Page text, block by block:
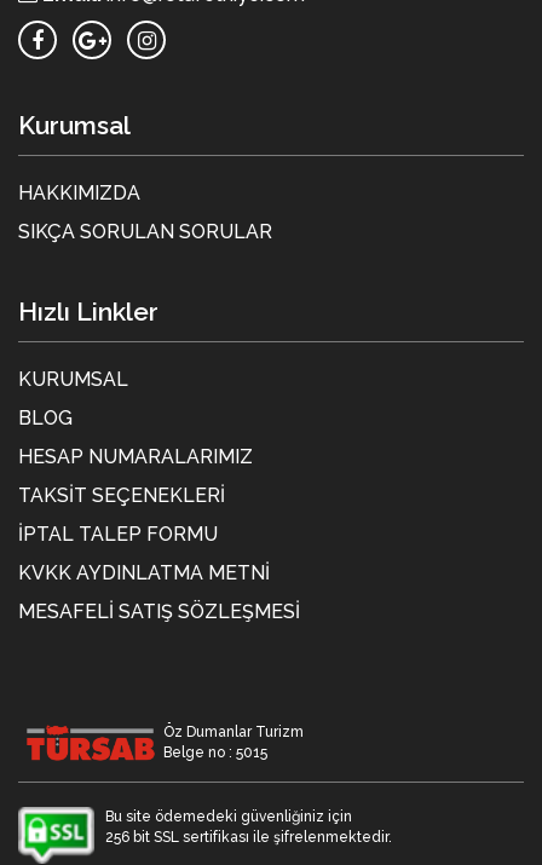
Kurumsal
HAKKIMIZDA
SIKÇA SORULAN SORULAR
Hızlı Linkler
KURUMSAL
BLOG
HESAP NUMARALARIMIZ
TAKSIT SEÇENEKLERI
İPTAL TALEP FORMU
KVKK AYDINLATMA METNİ
MESAFELI SATIŞ SÖZLEŞMESI
Öz Dumanlar Turizm
Belge no : 5015
Bu site ödemedeki güvenliğiniz için
256 bit SSL sertifikası ile şifrelenmektedir.